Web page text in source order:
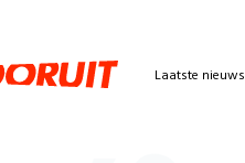
Laatste nieuws